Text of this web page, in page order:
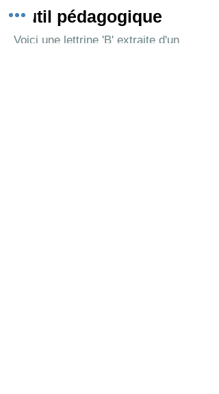
Outil pédagogique
Voici une lettrine 'B' extraite d'un